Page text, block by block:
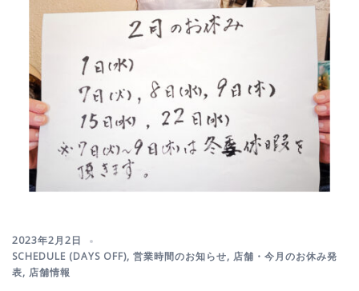
2023年2月2日
SCHEDULE (DAYS OFF), 営業時間のお知らせ, 店舗・今月のお休み発
表, 店舗情報